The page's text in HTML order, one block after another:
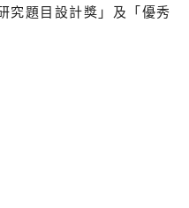
究題目設計獎」及「優秀